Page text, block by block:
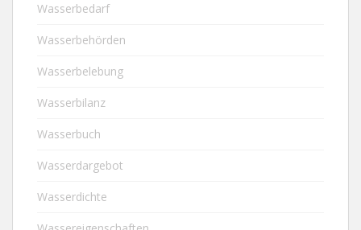
Wasserbedarf
Wasserbehörden
Wasserbelebung
Wasserbilanz
Wasserbuch
Wasserdargebot
Wasserdichte